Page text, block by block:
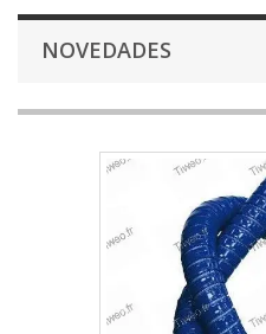
NOVEDADES